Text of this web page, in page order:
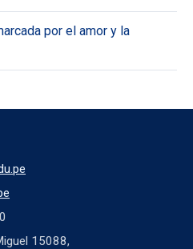
por el amor y la
15088,